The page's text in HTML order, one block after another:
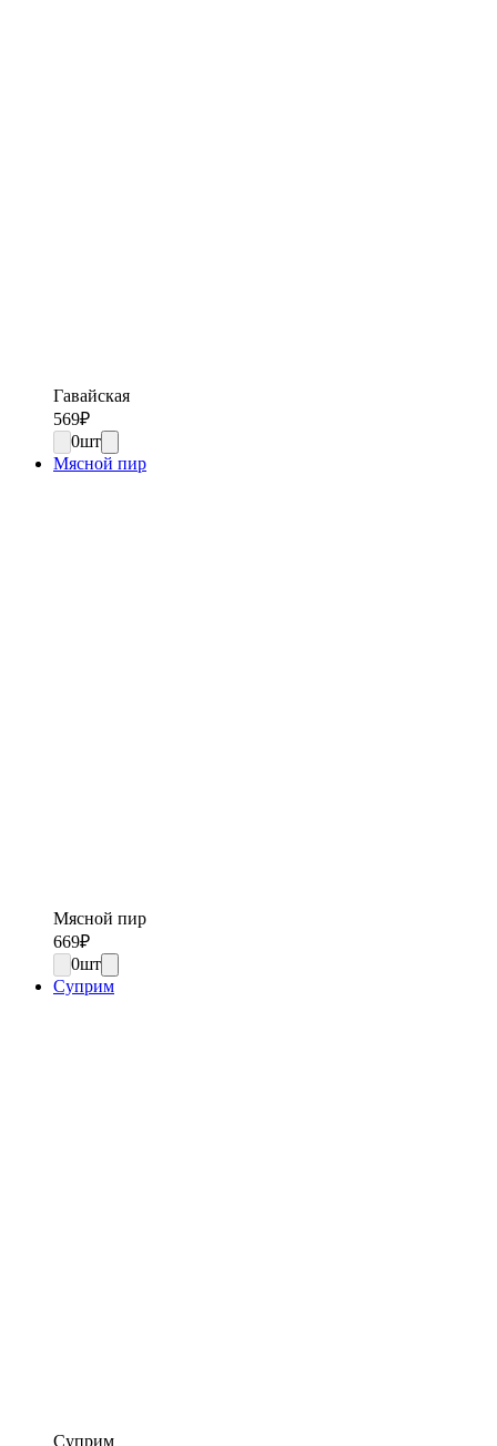
Гавайская
569₽
0шт
Мясной пир
Мясной пир
669₽
0шт
Суприм
Суприм